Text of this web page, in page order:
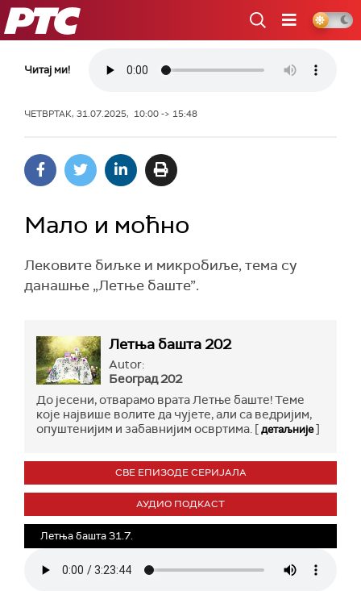
РТС
Читај ми!
ЧЕТВРТАК, 31.07.2025, 10:00 -> 15:48
Мало и моћно
Лековите биљке и микробиље, тема су
данашње „Летње баште”.
Летња башта 202
Autor:
Београд 202
До јесени, отварамо врата Летње баште! Теме
које највише волите да чујете, али са ведријим,
опуштенијим и забавнијим освртима. [детаљније]
СВЕ ЕПИЗОДЕ СЕРИЈАЛА
АУДИО ПОДКАСТ
Летња башта 31.7.